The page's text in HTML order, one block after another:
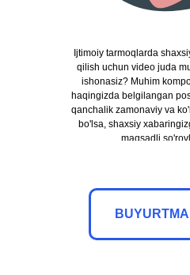
Ijtimoiy tarmoqlarda
qilish uchun video juda
ishonasiz? Muhim
haqingizda belgilangan
qanchalik zamonaviy va
bo'lsa, shaxsiy
maqsadli